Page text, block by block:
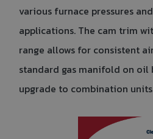
various furnace pressures
applications. The cam trim
range allows for consistent
standard gas manifold on oil
upgrade to combination